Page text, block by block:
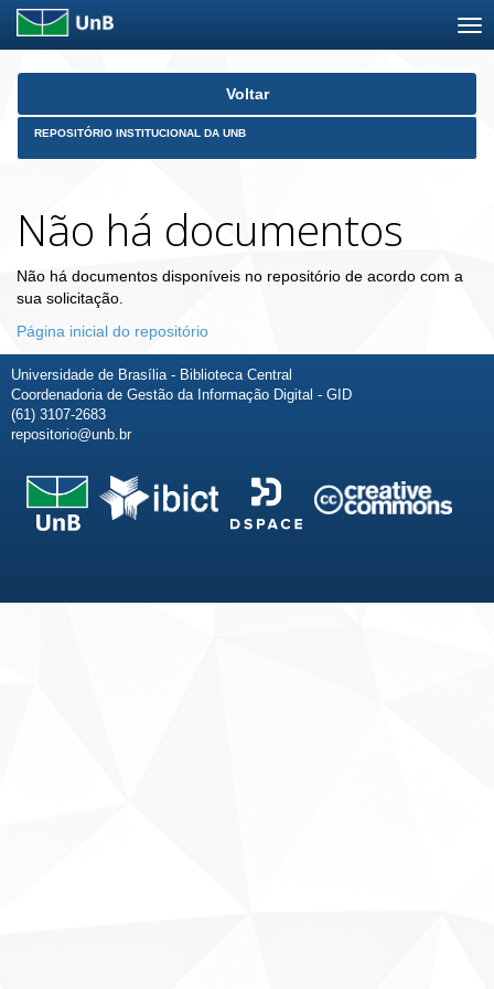
Skip
Voltar
REPOSITÓRIO INSTITUCIONAL DA UNB
Não há documentos
Não há documentos disponíveis no repositório de acordo com a
sua solicitação.
Página inicial do repositório
Universidade de Brasília - Biblioteca Central
Coordenadoria de Gestão da Informação Digital - GID
(61) 3107-2683
repositorio@unb.br